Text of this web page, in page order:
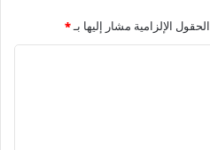
الحقول الإلزامية مشار إليها بـ*